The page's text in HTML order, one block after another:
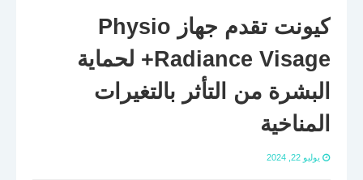
كيونت تقدم جهاز Physio
Radiance Visage+ لحماية
البشرة من التأثر بالتغيرات
المناخية
يوليو 22, 2024